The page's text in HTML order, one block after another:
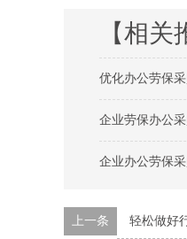
【相关
优化办公劳保
企业劳保办公
企业办公劳保
上一条 轻松做好